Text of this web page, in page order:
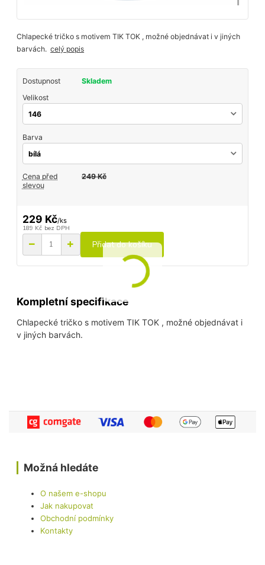
Chlapecké tričko s motivem TIK TOK , možné objednávat i v jiných
barvách.celý popis
Dostupnost
Skladem
Velikost
Barva
Cena před
slevou
249 Kč
229 Kč/ks
189 Kč bez DPH
Přidat do košíku
Kompletní specifikace
Chlapecké tričko s motivem TIK TOK , možné objednávat i
v jiných barvách.
Možná hledáte
O našem e-shopu
Jak nakupovat
Obchodní podmínky
Kontakty